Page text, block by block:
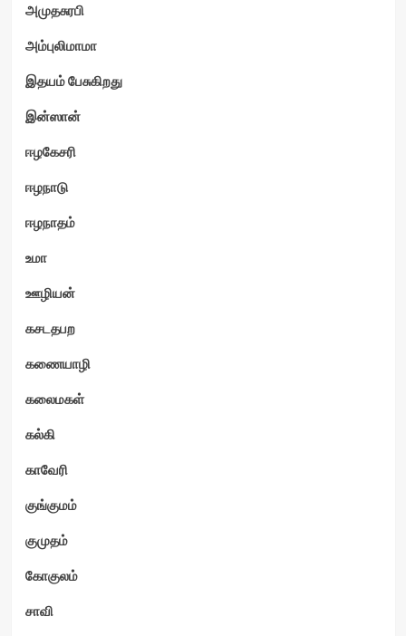
அமுதசுரபி
அம்புலிமாமா
இதயம் பேசுகிறது
இன்ஸான்
ஈழகேசரி
ஈழநாடு
ஈழநாதம்
உமா
ஊழியன்
கசடதபற
கணையாழி
கலைமகள்
கல்கி
காவேரி
குங்குமம்
குமுதம்
கோகுலம்
சாவி